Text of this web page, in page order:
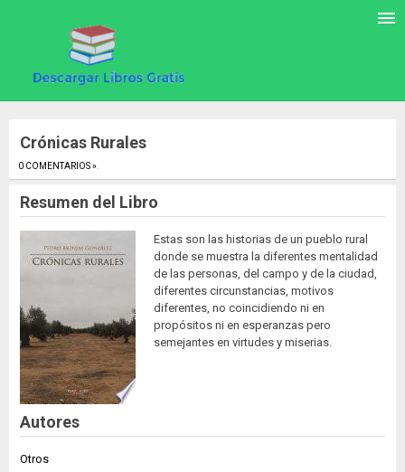
Crónicas Rurales
0 COMENTARIOS ».
Resumen del Libro
Estas son las historias de un pueblo rural
donde se muestra la diferentes mentalidad
de las personas, del campo y de la ciudad,
diferentes circunstancias, motivos
diferentes, no coincidiendo ni en
propósitos ni en esperanzas pero
semejantes en virtudes y miserias.
Autores
Otros